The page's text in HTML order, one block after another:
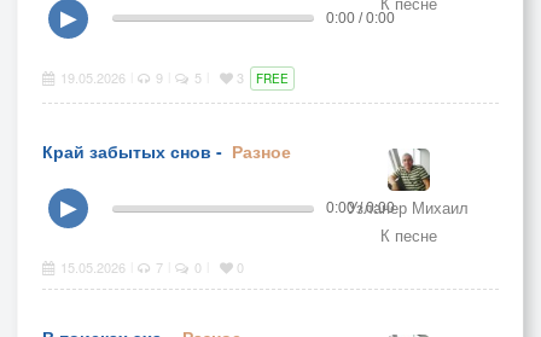
▶ 0:00 / 0:00
19.05.2026 9 5 3 FREE
Край забытых снов - Разное
Узланер Михаил
К песне
▶ 0:00 / 0:00
15.05.2026 7 0 0